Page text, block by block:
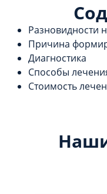
Разновидности
Причина
Диагностика
Способы
Стоимость